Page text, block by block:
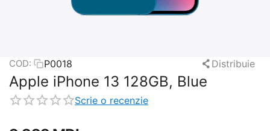
COD: P0018 Distribuie
Apple iPhone 13 128GB, Blue
Scrie o recenzie